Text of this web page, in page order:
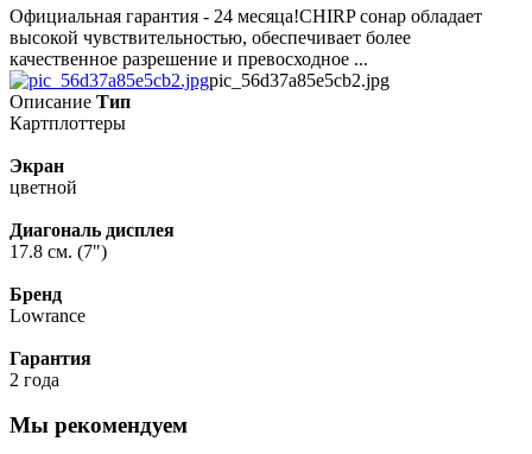
Официальная гарантия - 24 месяца!CHIRP сонар обладает
высокой чувствительностью, обеспечивает более
качественное разрешение и превосходное ...
pic_56d37a85e5cb2.jpg
Описание Тип
Картплоттеры
Экран
цветной
Диагональ дисплея
17.8 см. (7")
Бренд
Lowrance
Гарантия
2 года
Мы рекомендуем